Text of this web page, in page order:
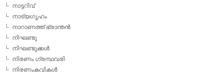
നാട്ടറിവ്
നാട്യഗൃഹം
നാറാണത്ത് ഭ്രാന്തന്‍
നിഘണ്ടു
നിഘണ്ടുക്കള്‍
നിരണം ഗ്രന്ഥവരി
നിരണംകവികള്‍